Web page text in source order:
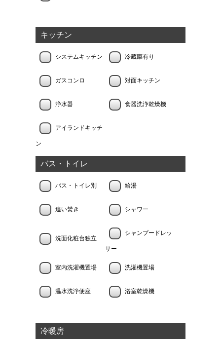
キッチン
システムキッチン 冷蔵庫有り
ガスコンロ 対面キッチン
浄水器 食器洗浄乾燥機
アイランドキッチ
ン
バス・トイレ
バス・トイレ別 給湯
追い焚き シャワー
洗面化粧台独立
シャンプードレッ
サー
室内洗濯機置場 洗濯機置場
温水洗浄便座 浴室乾燥機
冷暖房